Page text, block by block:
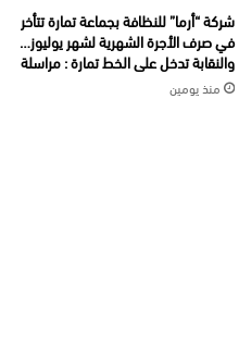
شركة “أرما” للنظافة بجماعة تمارة تتأخر
في صرف الأجرة الشهرية لشهر يوليوز…
والنقابة تدخل على الخط تمارة : مراسلة
منذ يومين